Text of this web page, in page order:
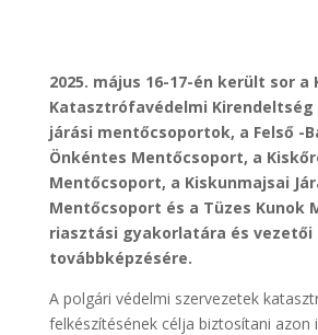
2025. május 16-17-én került sor a
Katasztrófavédelmi
járási mentőcsoportok, a Felső -
Önkéntes Mentőcsoport, a
Mentőcsoport, a Kiskunmajsai
Mentőcsoport és a Tüzes Kunok
riasztási gyakorlatára és vezetői
továbbképzésére.
A polgári védelmi szervezetek
felkészítésének célja biztosítani azon